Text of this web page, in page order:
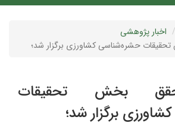
اخبار پژوهشی
حشره‌شناسی کشاورزی برگزار شد؛
بخش تحقیقات
برگزار شد؛